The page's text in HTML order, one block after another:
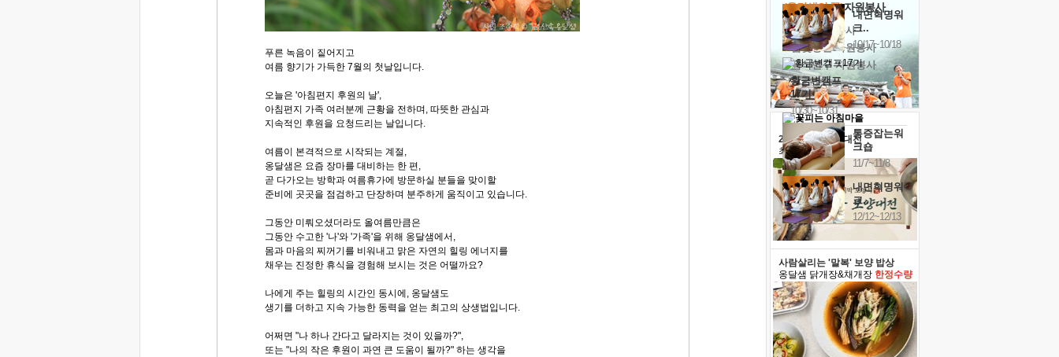
푸른 녹음이 짙어지고
여름 향기가 가득한 7월의 첫날입니다.
오늘은 '아침편지 후원의 날',
아침편지 가족 여러분께 근황을 전하며, 따뜻한 관심과
지속적인 후원을 요청드리는 날입니다.
여름이 본격적으로 시작되는 계절,
옹달샘은 요즘 장마를 대비하는 한 편,
곧 다가오는 방학과 여름휴가에 방문하실 분들을 맞이할
준비에 곳곳을 점검하고 단장하며 분주하게 움직이고 있습니다.
그동안 미뤄오셨더라도 올여름만큼은
그동안 수고한 '나'와 '가족'을 위해 옹달샘에서,
몸과 마음의 찌꺼기를 비워내고 맑은 자연의 힐링 에너지를
채우는 진정한 휴식을 경험해 보시는 것은 어떨까요?
나에게 주는 힐링의 시간인 동시에, 옹달샘도
생기를 더하고 지속 가능한 동력을 얻는 최고의 상생법입니다.
어쩌면 "나 하나 간다고 달라지는 것이 있을까?",
또는 "나의 작은 후원이 과연 큰 도움이 될까?" 하는 생각을
내면혁명워
크..
10/17~10/18
황금변캠프
17기
10/30~10/31
통증잡는워
크숍
11/7~11/8
내면혁명워
크..
12/12~12/13
'옹달샘의 꽃'자원봉사
· 청년 자원봉사
· 금빛청년 자원봉사
· 음식연구 자원봉사
2026 말복 보양대전
최대74%할인
사람살리는 '말복' 보양 밥상
옹달샘 닭개장&채개장 한정수량